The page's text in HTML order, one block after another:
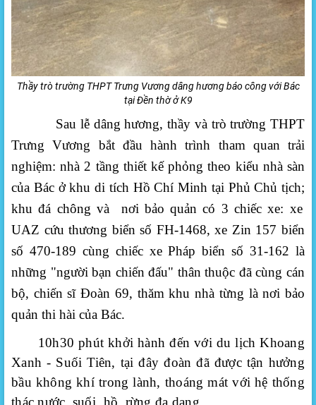
Thầy trò trường THPT Trưng Vương dâng hương báo công với Bác
tại Đền thờ ở K9
Sau lễ dâng hương, thầy và tròtrường THPT
Trưng Vương bắt đầu hành trình tham quan trải
nghiệm: nhà 2 tầng thiết kế phỏng theo kiểu nhà sàn
của Bác ở khu di tích Hồ Chí Minh tại Phủ Chủ tịch;
khu đá chông và nơi bảo quản có 3 chiếc xe: xe
UAZ cứu thương biển số FH-1468, xe Zin 157 biển
số 470-189 cùng chiếc xe Pháp biển số 31-162 là
những "người bạn chiến đấu" thân thuộc đã cùng cán
bộ, chiến sĩ Đoàn 69, thăm khu nhà từng là nơi bảo
quản thi hài của Bác.
10h30 phút khởi hành đến với du lịch Khoang
Xanh - Suối Tiên, tại đây đoàn đã được tận hưởng
bầu không khí trong lành, thoáng mát với hệ thống